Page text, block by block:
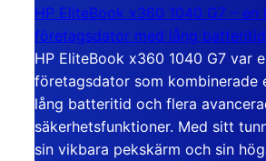
HP EliteBook x360 1040 G7 – en
företagsdator med lång batteritid
HP EliteBook x360 1040 G7 var
företagsdator som kombinerade
lång batteritid och flera
säkerhetsfunktioner. Med sitt
sin vikbara pekskärm och sin